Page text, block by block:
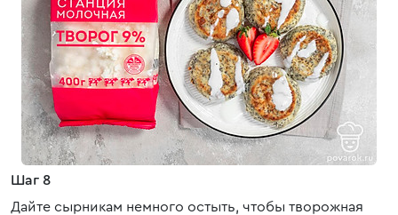
Шаг 8
Дайте сырникам немного остыть, чтобы творожная